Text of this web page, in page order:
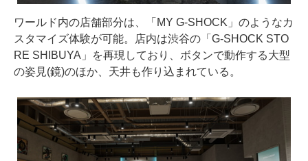
ワールド内の店舗部分は、「MY G-SHOCK」のようなカ
スタマイズ体験が可能。店内は渋谷の「G-SHOCK STO
RE SHIBUYA」を再現しており、ボタンで動作する大型
の姿見(鏡)のほか、天井も作り込まれている。